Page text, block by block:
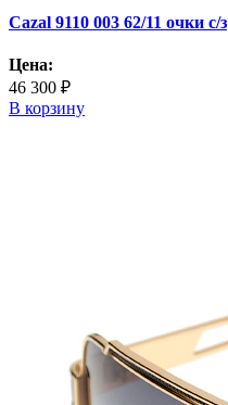
Cazal 9110 003 62/11 очки с/з
Цена:
46 300 ₽
В корзину